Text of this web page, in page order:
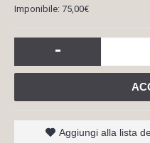
Imponibile: 75,00€
-
Aggiungi alla lista